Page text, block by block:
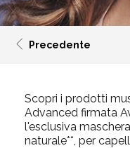
Precedente
Scopri i prodotti
Advanced firmata
l'esclusiva
naturale**, per